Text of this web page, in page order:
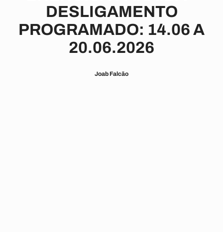
DESLIGAMENTO
PROGRAMADO: 14.06 A
20.06.2026
Joab Falcão